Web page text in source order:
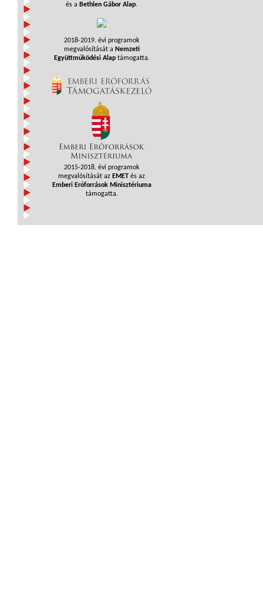
és a Bethlen Gábor Alap.
2018-2019. évi programok
megvalósítását a Nemzeti
Együttműködési Alaptámogatta.
2015-2018. évi programok
megvalósítását az EMET és az
Emberi Erőforrások Minisztériuma
támogatta.